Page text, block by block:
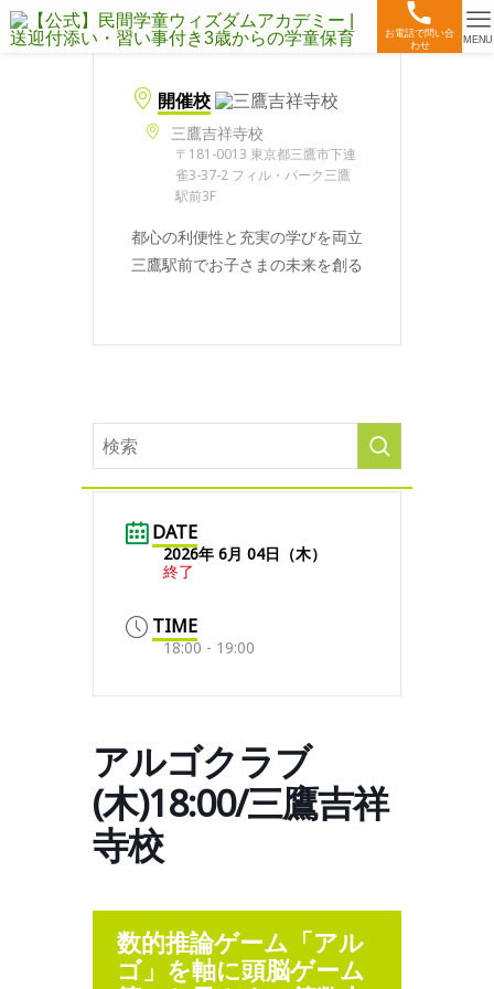
お電話で問い合
わせ
MENU
開催校
三鷹吉祥寺校
〒181-0013 東京都三鷹市下連
雀3-37-2 フィル・パーク三鷹
駅前3F
都心の利便性と充実の学びを両立
三鷹駅前でお子さまの未来を創る
DATE
2026年 6月 04日（木）
終了
TIME
18:00 - 19:00
アルゴクラブ
(木)18:00/三鷹吉祥
寺校
数的推論ゲーム「アル
ゴ」を軸に頭脳ゲーム